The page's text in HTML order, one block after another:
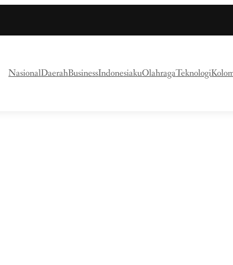
NasionalDaerahBusinessIndonesiakuOlahragaTeknologi